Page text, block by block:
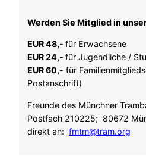
Werden Sie Mitglied in
EUR 48,- für Erwachsene
EUR 24,- für Jugendliche /
EUR 60,- für
Postanschrift)
Freunde des Münchner
Postfach 210225; 80672
direkt an: fmtm@tram.org